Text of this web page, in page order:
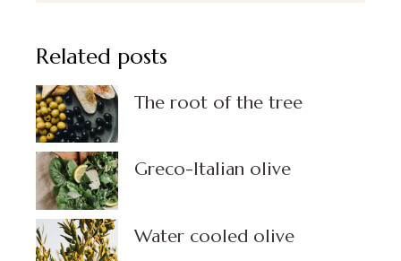
Related posts
The root of the tree
Greco-Italian olive
Water cooled olive